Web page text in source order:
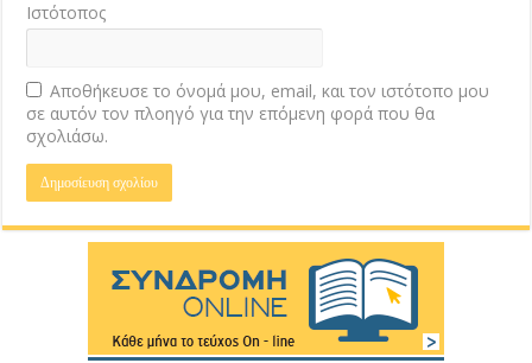
Ιστότοπος
Αποθήκευσε το όνομά μου, email, και τον ιστότοπο μου
σε αυτόν τον πλοηγό για την επόμενη φορά που θα
σχολιάσω.